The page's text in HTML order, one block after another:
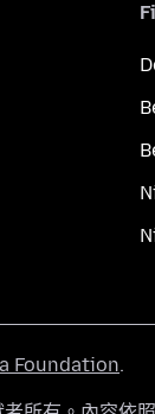
Foundation.